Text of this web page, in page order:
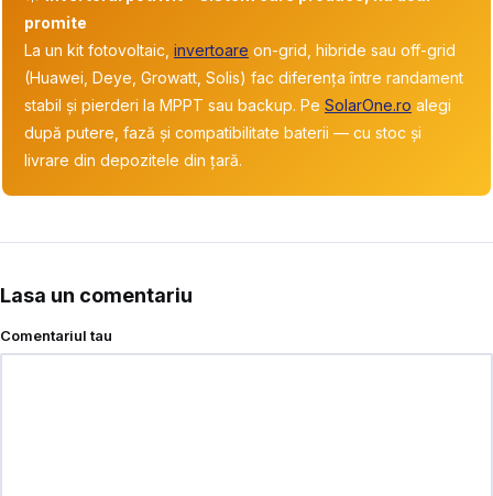
promite
La un kit fotovoltaic, invertoare on-grid, hibride sau off-grid
(Huawei, Deye, Growatt, Solis) fac diferența între randament
stabil și pierderi la MPPT sau backup. Pe SolarOne.ro alegi
după putere, fază și compatibilitate baterii — cu stoc și
livrare din depozitele din țară.
Lasa un comentariu
Comentariul tau